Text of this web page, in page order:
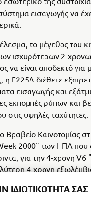
εισαγωγής να
το μέγεθος του
ισχυρότερων 2-
να είναι αποδεκτό για
η F225A διέθετε
εισαγωγής και
εκπομπές ρύπων και
στις υψηλές ταχύτητες.
Βραβείο Καινοτομίας
2000" των ΗΠΑ που
για την 4-χρονη V6
4-χρονη
ΙΔΙΩΤΙΚΌΤΗΤΆ ΣΑΣ